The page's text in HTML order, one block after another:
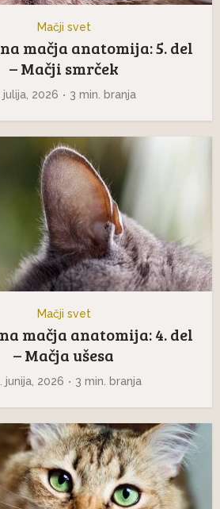
Mačji svet
mačja anatomija: 5. del
– Mačji smrček
julija, 2026 3 min. branja
Mačji svet
mačja anatomija: 4. del
– Mačja ušesa
junija, 2026 3 min. branja